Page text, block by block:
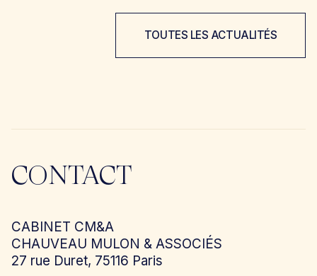
TOUTES LES ACTUALITÉS
CONTACT
CABINET CM&A
CHAUVEAU MULON & ASSOCIÉS
27 rue Duret, 75116 Paris